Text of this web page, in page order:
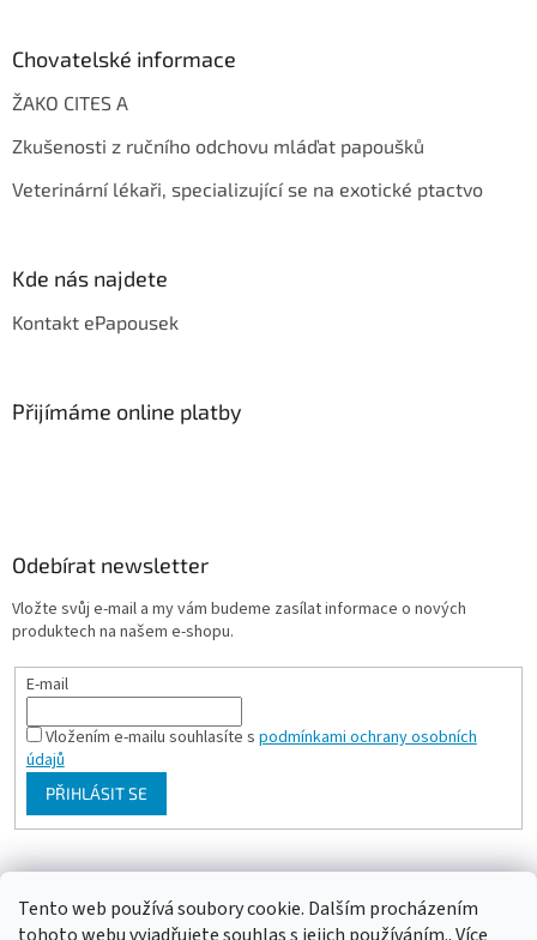
Tento web používá soubory cookie. Dalším procházením
Chovatelské informace
ŽAKO CITES A
Zkušenosti z ručního odchovu mláďat papoušků
Veterinární lékaři, specializující se na exotické ptactvo
Kde nás najdete
Kontakt ePapousek
Přijímáme online platby
Odebírat newsletter
Vložte svůj e-mail a my vám budeme zasílat informace o nových
produktech na našem e-shopu.
E-mail
Vložením e-mailu souhlasíte s podmínkami ochrany osobních
údajů
PŘIHLÁSIT SE